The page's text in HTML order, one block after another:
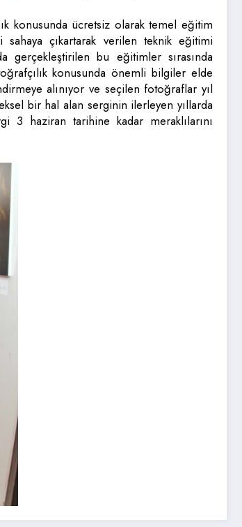
konusunda ücretsiz olarak temel eğitim
çıkartarak verilen teknik eğitimi
gerçekleştirilen bu eğitimler sırasında
konusunda önemli bilgiler elde
alınıyor ve seçilen fotoğraflar yıl
bir hal alan serginin ilerleyen yıllarda
3 haziran tarihine kadar meraklılarını